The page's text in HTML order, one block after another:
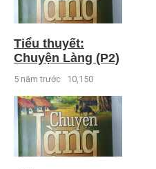
Tiểu thuyết:
Chuyện Làng (P2)
5 năm trước 10,150